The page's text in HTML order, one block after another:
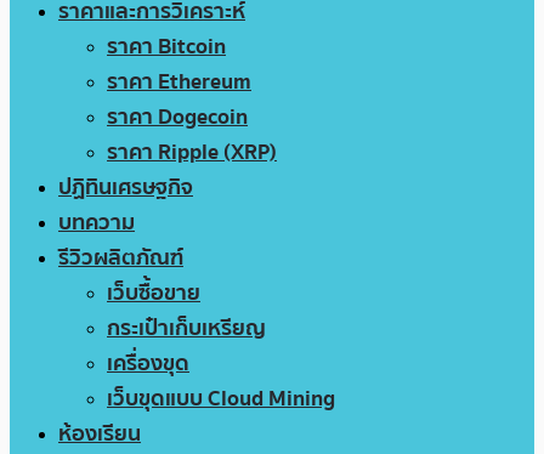
ราคาและการวิเคราะห์
ราคา Bitcoin
ราคา Ethereum
ราคา Dogecoin
ราคา Ripple (XRP)
ปฏิทินเศรษฐกิจ
บทความ
รีวิวผลิตภัณฑ์
เว็บซื้อขาย
กระเป๋าเก็บเหรียญ
เครื่องขุด
เว็บขุดแบบ Cloud Mining
ห้องเรียน